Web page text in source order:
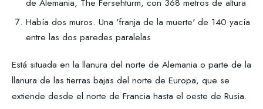
Había dos muros. Una 'franja de la muerte' de 140 yacía
entre las dos paredes paralelas
Está situada en la llanura del norte de Alemania o parte de la
llanura de las tierras bajas del norte de Europa, que se
extiende desde el norte de Francia hasta el oeste de Rusia.